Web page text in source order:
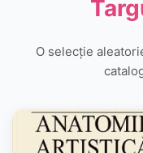
O selecție